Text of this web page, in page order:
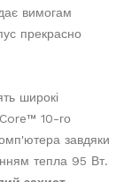
вимогам
прекрасно
широкі
10-го
завдяки
тепла 95 Вт.